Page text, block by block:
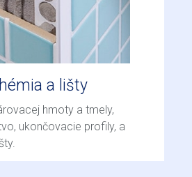
a lišty
hmoty a tmely,
ukončovacie profily, a